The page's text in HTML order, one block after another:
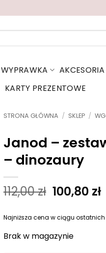
WYPRAWKA AKCESORIA
KARTY PREZENTOWE
STRONA GŁÓWNA / SKLEP /
Janod –
– dinozaury
112,00zł P
e
w
100,80 złA
t
Najniższa cena w ciągu
Brak w magazynie